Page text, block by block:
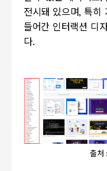
전시돼 있으며,특히
들어간 인터랙션 디
다.
출처